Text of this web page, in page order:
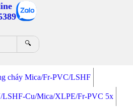
🔍
cháy Mica/Fr-PVC/LSHF
LSHF-Cu/Mica/XLPE/Fr-PVC 5x